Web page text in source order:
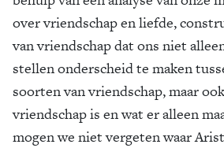
over vriendschap en liefde,
van vriendschap dat ons niet
stellen onderscheid te maken
soorten van vriendschap, maar
vriendschap is en wat er alleen
mogen we niet vergeten waar